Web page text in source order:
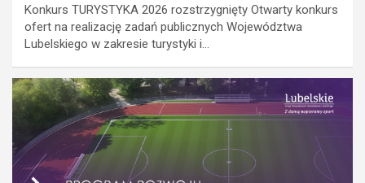
Konkurs TURYSTYKA 2026 rozstrzygnięty Otwarty konkurs
ofert na realizację zadań publicznych Województwa
Lubelskiego w zakresie turystyki i…